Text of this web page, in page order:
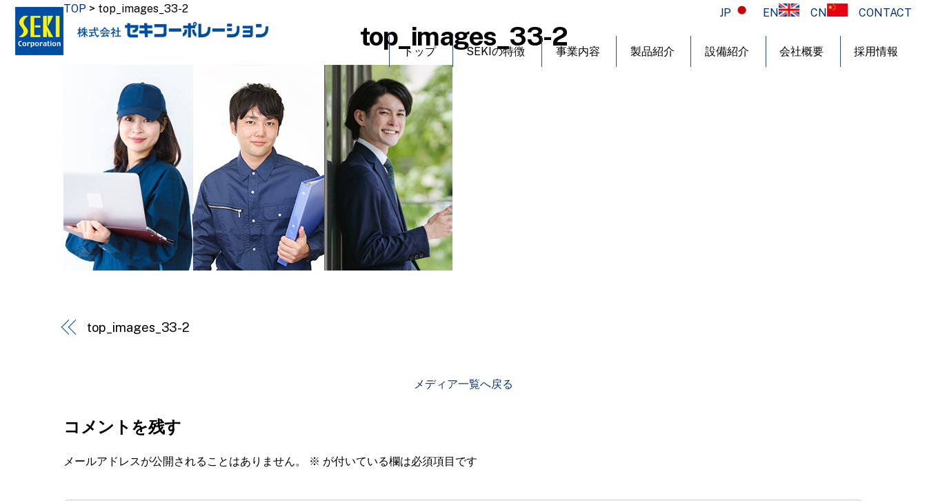
Skip
content
JP EN CN CONTACT
トップ SEKIの特徴 事業内容 製品紹介 設備紹介 会社概要 採用情報
TOP > top_images_33-2
top_images_33-2
top_images_33-2
メディア一覧へ戻る
コメントを残す
メールアドレスが公開されることはありません。 ※ が付いている欄は必須項目です